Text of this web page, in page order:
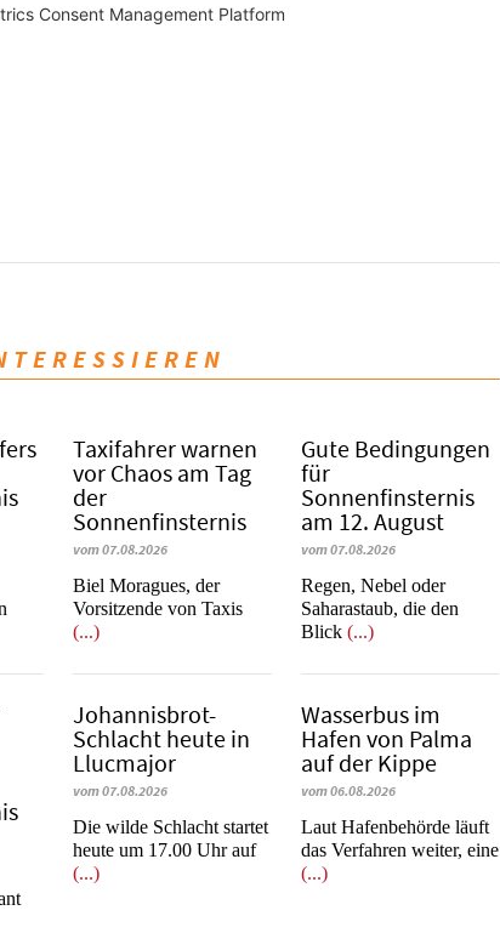
Consent Management Platform
Taxifahrer warnen
vor Chaos am Tag
der
Sonnenfinsternis
vom 07.08.2026
​​​​​​​Biel Moragues, der
Vorsitzende von Taxis
(...)
Gute Bedingungen
für
Sonnenfinsternis
am 12. August
vom 07.08.2026
Regen, Nebel oder
Saharastaub, die den
Blick(...)
Johannisbrot-
Schlacht heute in
Llucmajor
vom 07.08.2026
Die wilde Schlacht startet
heute um 17.00 Uhr auf
(...)
Wasserbus im
Hafen von Palma
auf der Kippe
vom 06.08.2026
Laut Hafenbehörde läuft
das Verfahren weiter, eine
(...)